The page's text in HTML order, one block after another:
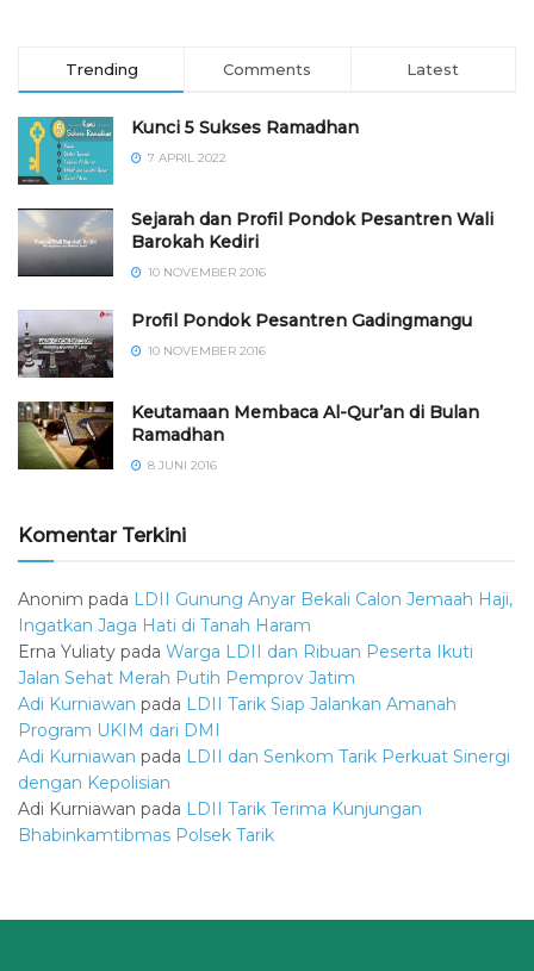
Trending Comments Latest
Kunci 5 Sukses Ramadhan
7 APRIL 2022
Sejarah dan Profil Pondok Pesantren Wali
Barokah Kediri
10 NOVEMBER 2016
⁠⁠⁠Profil Pondok Pesantren Gadingmangu
10 NOVEMBER 2016
Keutamaan Membaca Al-Qur’an di Bulan
Ramadhan
8 JUNI 2016
Komentar Terkini
Anonim pada LDII Gunung Anyar Bekali Calon Jemaah Haji,
Ingatkan Jaga Hati di Tanah Haram
Erna Yuliaty pada Warga LDII dan Ribuan Peserta Ikuti
Jalan Sehat Merah Putih Pemprov Jatim
Adi Kurniawan pada LDII Tarik Siap Jalankan Amanah
Program UKIM dari DMI
Adi Kurniawan pada LDII dan Senkom Tarik Perkuat Sinergi
dengan Kepolisian
Adi Kurniawan pada LDII Tarik Terima Kunjungan
Bhabinkamtibmas Polsek Tarik